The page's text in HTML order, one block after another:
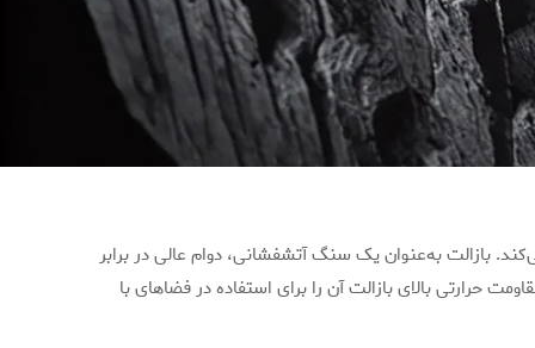
بازالت به‌عنوان یک سنگ آتشفشانی، دوام عالی در برابر
بالای بازالت آن را برای استفاده در فضاهای با